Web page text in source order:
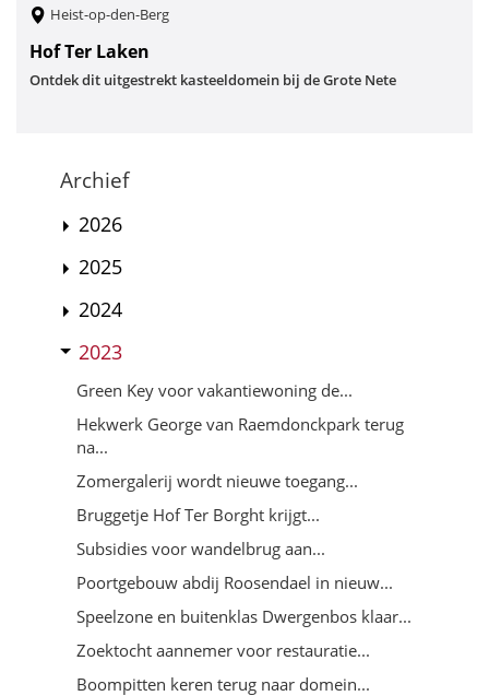
Heist-op-den-Berg
Hof Ter Laken
Ontdek dit uitgestrekt kasteeldomein bij de Grote Nete
Archief
2026
2025
2024
2023
Green Key voor vakantiewoning de...
Hekwerk George van Raemdonckpark terug
na...
Zomergalerij wordt nieuwe toegang...
Bruggetje Hof Ter Borght krijgt...
Subsidies voor wandelbrug aan...
Poortgebouw abdij Roosendael in nieuw...
Speelzone en buitenklas Dwergenbos klaar...
Zoektocht aannemer voor restauratie...
Boompitten keren terug naar domein...